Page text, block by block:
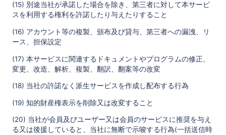
(15) 別途当社が承諾した場合を除き、第三者に対して本サービ
スを利用する権利を許諾したり与えたりすること
(16) アカウント等の複製、頒布及び貸与、第三者への漏洩、リ
ース、担保設定
(17) 本サービスに関連するドキュメントやプログラムの修正、
変更、改造、解析、複製、翻訳、翻案等の改変
(18) 当社の許諾なく派生サービスを作成し配布する行為
(19) 知的財産権表示を削除又は改変すること
(20) 当社が会員及びユーザー又は会員のサービスに推奨を与え
る又は後援していると、当社に無断で示唆する行為(一括送信時